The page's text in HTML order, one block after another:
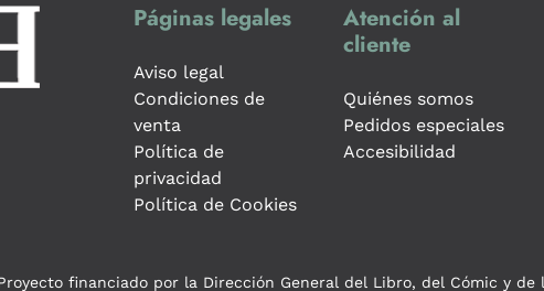
Páginas legales
Aviso legal
Condiciones de
venta
Política de
privacidad
Política de Cookies
Atención al
cliente
Quiénes somos
Pedidos especiales
Accesibilidad
financiado por la Dirección General del Libro, del Cómic y